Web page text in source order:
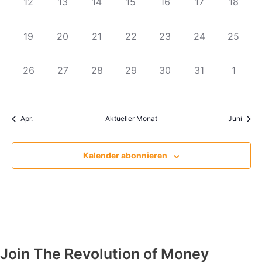
0
19
0
20
0
21
0
22
0
23
0
24
0
25
0
26
0
27
0
28
0
29
0
30
0
31
0
1
Apr. Aktueller Monat Juni
Kalender abonnieren
Join The Revolution of Money